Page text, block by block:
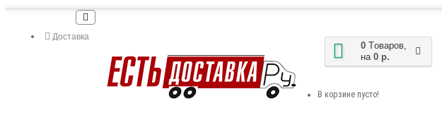
Доставка
0 Tоваров,
на 0 р.
В корзине пусто!